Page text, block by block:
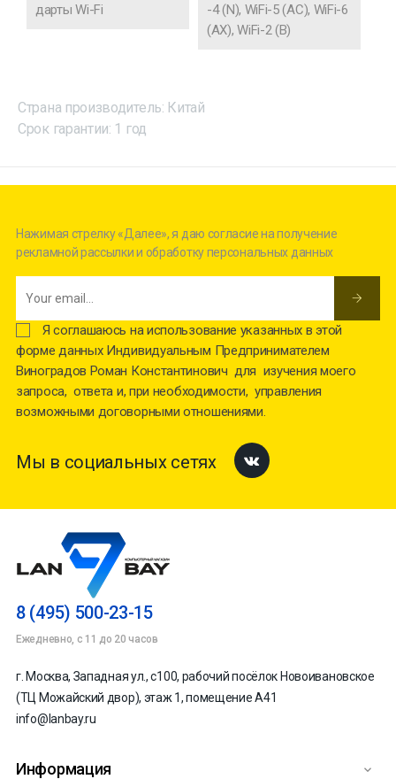
дарты Wi-Fi
-4 (N), WiFi-5 (AC), WiFi-6
(AX), WiFi-2 (B)
Страна производитель: Китай
Срок гарантии: 1 год
Нажимая стрелку «Далее», я даю согласие на получение
рекламной рассылки и обработку персональных данных
Я соглашаюсь на использование указанных в этой
форме данных Индивидуальным Предпринимателем
Виноградов Роман Константинович для изучения моего
запроса, ответа и, при необходимости, управления
возможными договорными отношениями.
Мы в социальных сетях Facebook
8 (495) 500-23-15
Ежедневно, с 11 до 20 часов
г. Москва, Западная ул., с100, рабочий посёлок Новоивановское
(ТЦ Можайский двор), этаж 1, помещение А41
info@lanbay.ru
Информация 